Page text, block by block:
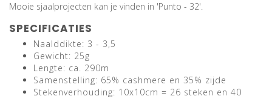
Mooie sjaalprojecten kan je vinden in 'Punto - 32'.
SPECIFICATIES
Naalddikte: 3 - 3,5
Gewicht: 25g
Lengte: ca. 290m
Samenstelling: 65% cashmere en 35% zijde
Stekenverhouding: 10x10cm = 26 steken en 40